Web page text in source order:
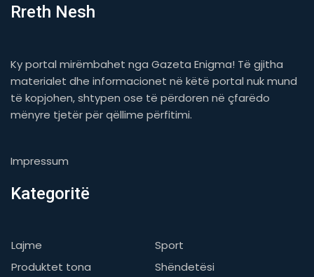
Rreth Nesh
Ky portal mirëmbahet nga Gazeta Enigma! Të gjitha
materialet dhe informacionet në këtë portal nuk mund
të kopjohen, shtypen ose të përdoren në çfarëdo
mënyre tjetër për qëllime përfitimi.
Impressum
Kategoritë
Lajme
Sport
Produktet tona
Shëndetësi